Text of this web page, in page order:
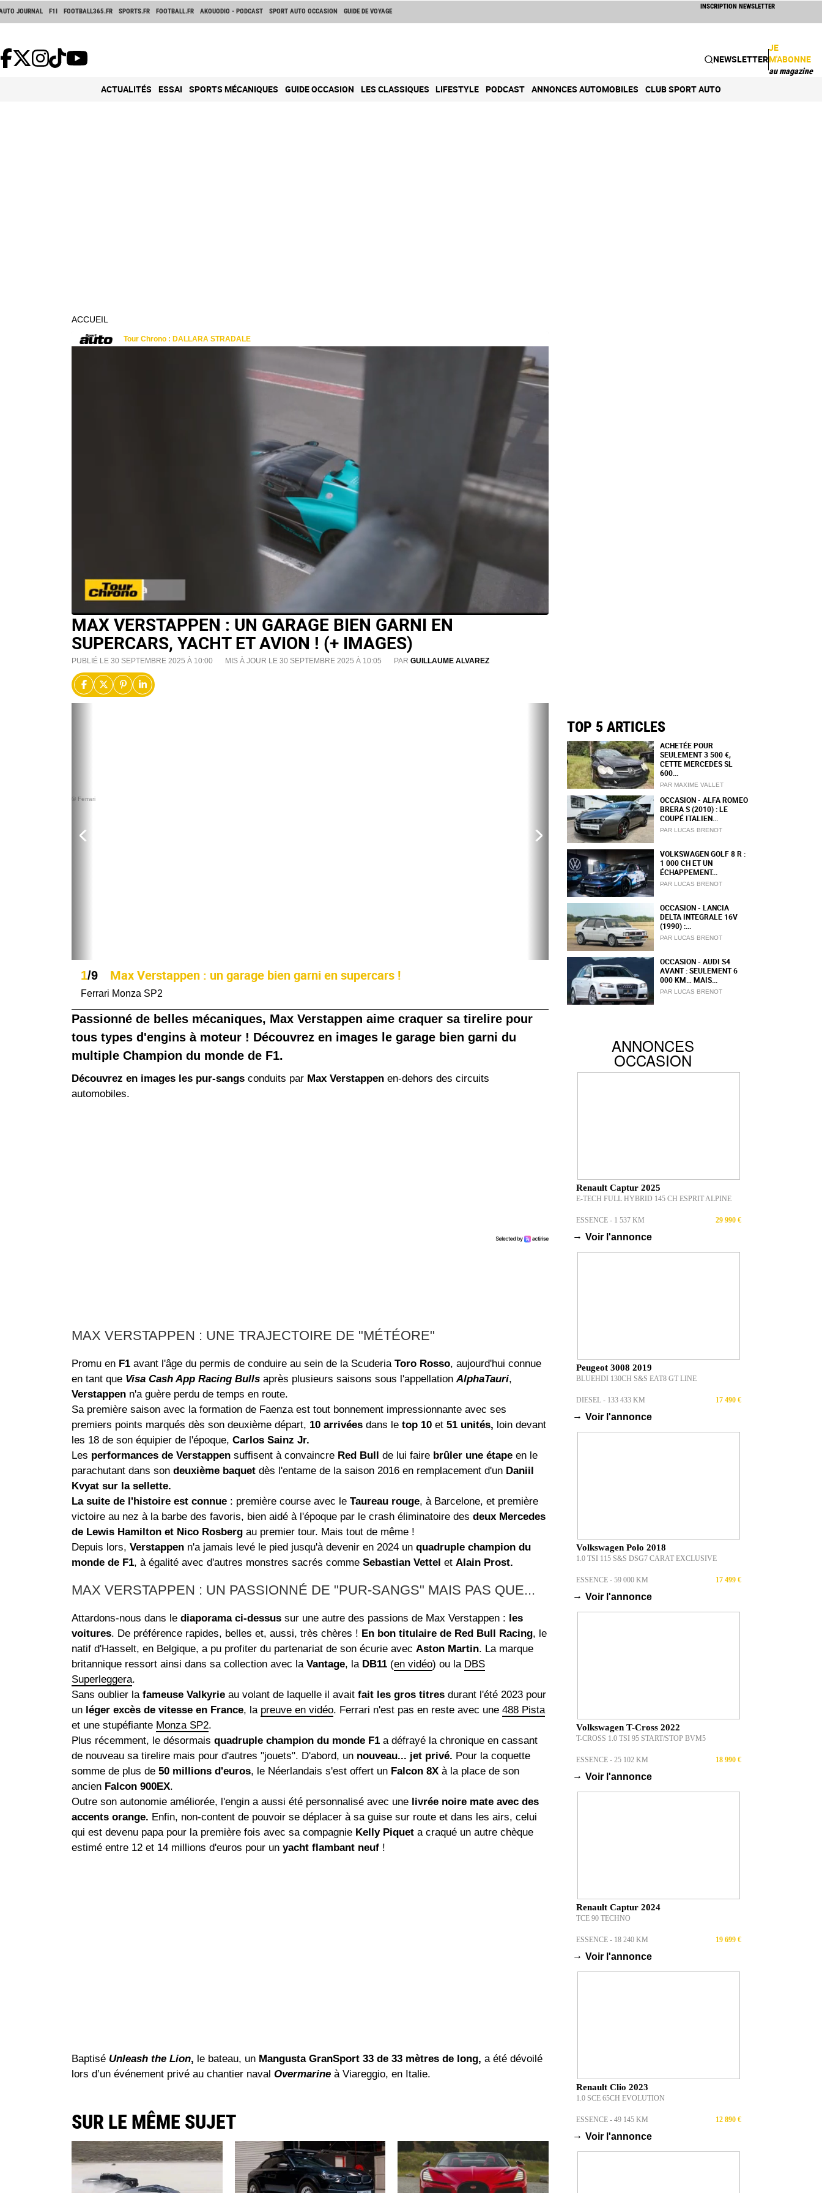
JOURNAL F1I FOOTBALL365.FR SPORTS.FR FOOTBALL.FR AKOUODIO - PODCAST SPORT AUTO OCCASION GUIDE DE VOYAGE
INSCRIPTION NEWSLETTER
NEWSLETTER
JE
M'ABONNE
au magazine
ACTUALITÉS ESSAI SPORTS MÉCANIQUES GUIDE OCCASION LES CLASSIQUES LIFESTYLE PODCAST ANNONCES AUTOMOBILES CLUB SPORT AUTO
ACCUEIL
MAX VERSTAPPEN : UN GARAGE BIEN GARNI EN
SUPERCARS, YACHT ET AVION ! (+ IMAGES)
PUBLIÉ LE 30 SEPTEMBRE 2025 À 10:00 MIS À JOUR LE 30 SEPTEMBRE 2025 À 10:05 PAR GUILLAUME ALVAREZ
© Ferrari
1/9 Max Verstappen : un garage bien garni en supercars !
Ferrari Monza SP2
Passionné de belles mécaniques, Max Verstappen aime craquer sa tirelire pour
tous types d'engins à moteur ! Découvrez en images le garage bien garni du
multiple Champion du monde de F1.
Découvrez en images les pur-sangs conduits par Max Verstappen en-dehors des circuits
automobiles.
MAX VERSTAPPEN : UNE TRAJECTOIRE DE "MÉTÉORE"
Promu en F1 avant l'âge du permis de conduire au sein de la Scuderia Toro Rosso, aujourd'hui connue
en tant que Visa Cash App Racing Bulls après plusieurs saisons sous l'appellation AlphaTauri,
Verstappen n'a guère perdu de temps en route.
Sa première saison avec la formation de Faenza est tout bonnement impressionnante avec ses
premiers points marqués dès son deuxième départ, 10 arrivées dans le top 10 et 51 unités, loin devant
les 18 de son équipier de l'époque, Carlos Sainz Jr.
Les performances de Verstappen suffisent à convaincre Red Bull de lui faire brûler une étape en le
parachutant dans son deuxième baquet dès l'entame de la saison 2016 en remplacement d'un Daniil
Kvyat sur la sellette.
La suite de l'histoire est connue : première course avec le Taureau rouge, à Barcelone, et première
victoire au nez à la barbe des favoris, bien aidé à l'époque par le crash éliminatoire des deux Mercedes
de Lewis Hamilton et Nico Rosberg au premier tour. Mais tout de même !
Depuis lors, Verstappen n'a jamais levé le pied jusqu'à devenir en 2024 un quadruple champion du
monde de F1, à égalité avec d'autres monstres sacrés comme Sebastian Vettel et Alain Prost.
MAX VERSTAPPEN : UN PASSIONNÉ DE "PUR-SANGS" MAIS PAS QUE...
Attardons-nous dans le diaporama ci-dessus sur une autre des passions de Max Verstappen : les
voitures. De préférence rapides, belles et, aussi, très chères ! En bon titulaire de Red Bull Racing, le
natif d'Hasselt, en Belgique, a pu profiter du partenariat de son écurie avec Aston Martin. La marque
britannique ressort ainsi dans sa collection avec la Vantage, la DB11 (en vidéo) ou la DBS
Superleggera.
Sans oublier la fameuse Valkyrie au volant de laquelle il avait fait les gros titres durant l'été 2023 pour
un léger excès de vitesse en France, la preuve en vidéo. Ferrari n'est pas en reste avec une 488 Pista
et une stupéfiante Monza SP2.
Plus récemment, le désormais quadruple champion du monde F1 a défrayé la chronique en cassant
de nouveau sa tirelire mais pour d'autres "jouets". D'abord, un nouveau... jet privé. Pour la coquette
somme de plus de 50 millions d'euros, le Néerlandais s'est offert un Falcon 8X à la place de son
ancien Falcon 900EX.
Outre son autonomie améliorée, l'engin a aussi été personnalisé avec une livrée noire mate avec des
accents orange. Enfin, non-content de pouvoir se déplacer à sa guise sur route et dans les airs, celui
qui est devenu papa pour la première fois avec sa compagnie Kelly Piquet a craqué un autre chèque
estimé entre 12 et 14 millions d'euros pour un yacht flambant neuf !
Baptisé Unleash the Lion, le bateau, un Mangusta GranSport 33 de 33 mètres de long, a été dévoilé
lors d’un événement privé au chantier naval Overmarine à Viareggio, en Italie.
SUR LE MÊME SUJET
TOP 5 ARTICLES
ACHETÉE POUR
SEULEMENT 3 500 €,
CETTE MERCEDES SL
600...
PAR MAXIME VALLET
OCCASION - ALFA ROMEO
BRERA S (2010) : LE
COUPÉ ITALIEN...
PAR LUCAS BRENOT
VOLKSWAGEN GOLF 8 R :
1 000 CH ET UN
ÉCHAPPEMENT...
PAR LUCAS BRENOT
OCCASION - LANCIA
DELTA INTEGRALE 16V
(1990) :...
PAR LUCAS BRENOT
OCCASION - AUDI S4
AVANT : SEULEMENT 6
000 KM… MAIS...
PAR LUCAS BRENOT
ANNONCES
OCCASION
Renault Captur 2025
E-TECH FULL HYBRID 145 CH ESPRIT ALPINE
ESSENCE - 1 537 KM 29 990 €
→ Voir l'annonce
Peugeot 3008 2019
BLUEHDI 130CH S&S EAT8 GT LINE
DIESEL - 133 433 KM 17 490 €
→ Voir l'annonce
Volkswagen Polo 2018
1.0 TSI 115 S&S DSG7 CARAT EXCLUSIVE
ESSENCE - 59 000 KM 17 499 €
→ Voir l'annonce
Volkswagen T-Cross 2022
T-CROSS 1.0 TSI 95 START/STOP BVM5
ESSENCE - 25 102 KM 18 990 €
→ Voir l'annonce
Renault Captur 2024
TCE 90 TECHNO
ESSENCE - 18 240 KM 19 699 €
→ Voir l'annonce
Renault Clio 2023
1.0 SCE 65CH EVOLUTION
ESSENCE - 49 145 KM 12 890 €
→ Voir l'annonce